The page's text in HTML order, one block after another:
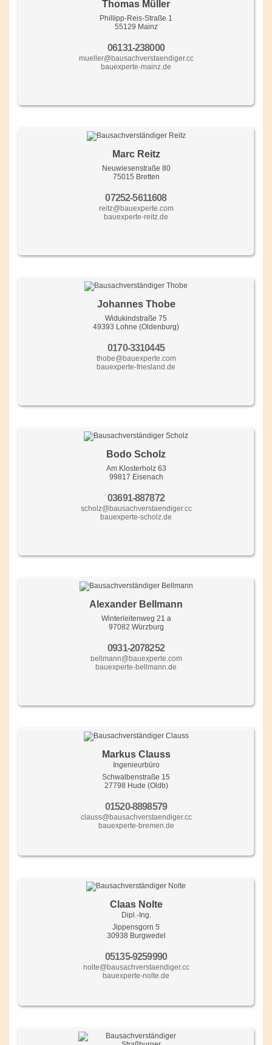
Thomas Müller
Phillipp-Reis-Straße 1
55129 Mainz
06131-238000
mueller@bausachverstaendiger.cc
bauexperte-mainz.de
Marc Reitz
Neuwiesenstraße 80
75015 Bretten
07252-5611608
reitz@bauexperte.com
bauexperte-reitz.de
Johannes Thobe
Widukindstraße 75
49393 Lohne (Oldenburg)
0170-3310445
thobe@bauexperte.com
bauexperte-friesland.de
Bodo Scholz
Am Klosterholz 63
99817 Eisenach
03691-887872
scholz@bausachverstaendiger.cc
bauexperte-scholz.de
Alexander Bellmann
Winterleitenweg 21 a
97082 Würzburg
0931-2078252
bellmann@bauexperte.com
bauexperte-bellmann.de
Markus Clauss
Ingenieurbüro
Schwalbenstraße 15
27798 Hude (Oldb)
01520-8898579
clauss@bausachverstaendiger.cc
bauexperte-bremen.de
Claas Nolte
Dipl.-Ing.
Jippensgorn 5
30938 Burgwedel
05135-9259990
nolte@bausachverstaendiger.cc
bauexperte-nolte.de